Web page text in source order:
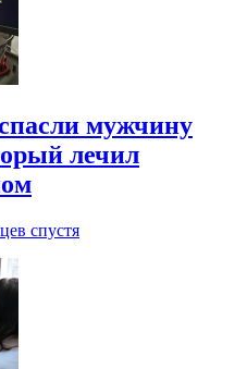
мужчину
лечил
спустя